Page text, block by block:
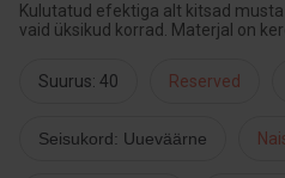
Kulutatud efektiga alt kitsad
vaid üksikud korrad. Materjal on
Suurus: 40 Reserved
Seisukord: Uueväärne